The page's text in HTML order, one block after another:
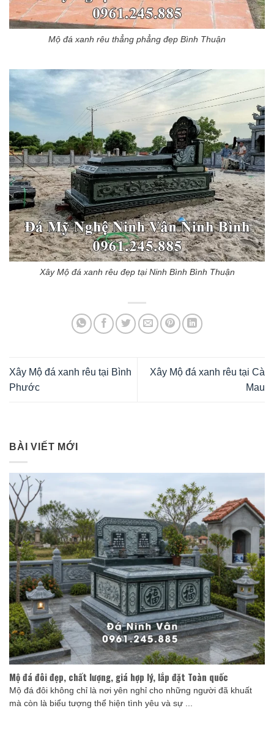
Mộ đá xanh rêu thẳng phẳng đẹp Bình Thuận
Xây Mộ đá xanh rêu đẹp tại Ninh Bình Bình Thuận
Xây Mộ đá xanh rêu tại Bình
Phước
Xây Mộ đá xanh rêu tại Cà
Mau
BÀI VIẾT MỚI
Mộ đá đôi đẹp, chất lượng, giá hợp lý, lắp đặt Toàn quốc
Mộ đá đôi không chỉ là nơi yên nghỉ cho những người đã khuất
mà còn là biểu tượng thể hiện tình yêu và sự ...